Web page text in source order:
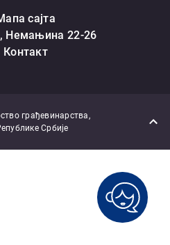
сајта
Немањина 22-26
Контакт
грађевинарства,
Србије